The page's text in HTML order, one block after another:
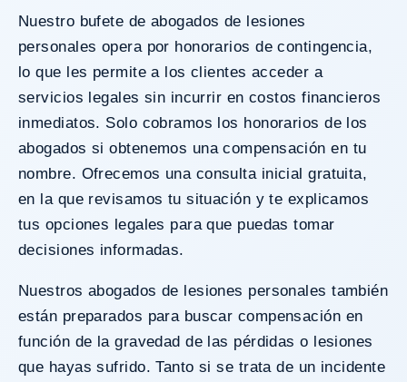
Nuestro bufete de abogados de lesiones
personales opera por honorarios de contingencia,
lo que les permite a los clientes acceder a
servicios legales sin incurrir en costos financieros
inmediatos. Solo cobramos los honorarios de los
abogados si obtenemos una compensación en tu
nombre. Ofrecemos una consulta inicial gratuita,
en la que revisamos tu situación y te explicamos
tus opciones legales para que puedas tomar
decisiones informadas.
Nuestros abogados de lesiones personales también
están preparados para buscar compensación en
función de la gravedad de las pérdidas o lesiones
que hayas sufrido. Tanto si se trata de un incidente